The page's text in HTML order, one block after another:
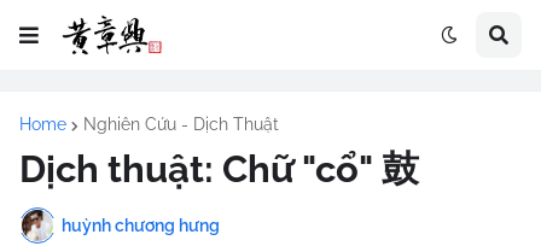
Home Nghiên Cứu - Dịch Thuật
Dịch thuật: Chữ "cổ" 鼓
huỳnh chương hưng